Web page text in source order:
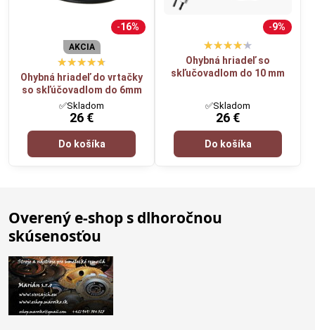
16%
AKCIA
Ohybná hriadeľ do vrtačky
so skľúčovadlom do 6mm
✅Skladom
26 €
Do košíka
9%
Ohybná hriadeľ so
skľučovadlom do 10 mm
✅Skladom
26 €
Do košíka
Overený e-shop s dlhoročnou
skúsenosťou